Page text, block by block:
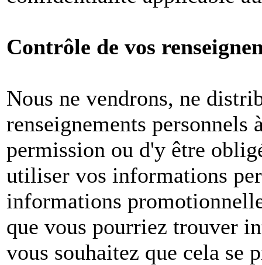
Contrôle de vos
Nous ne vendrons, ne
renseignements
permission ou d'y être
utiliser vos informations
informations
que vous pourriez trouver
vous souhaitez que cela se